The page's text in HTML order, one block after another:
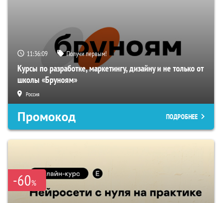
11:36:08 Получи первым!
Курсы по разработке, маркетингу, дизайну и не только от
школы «Бруноям»
Россия
Промокод ПОДРОБНЕЕ
-60%